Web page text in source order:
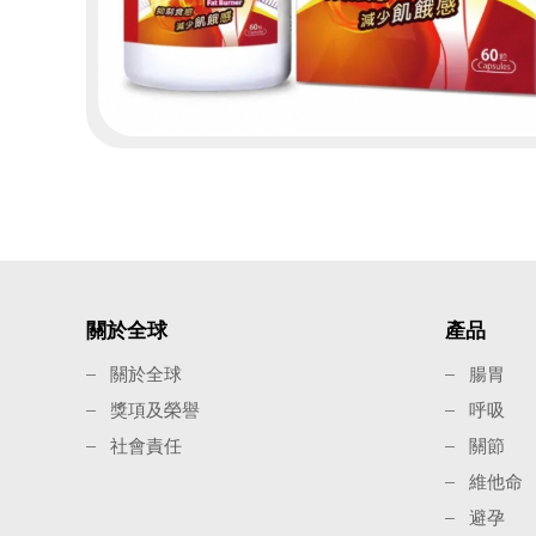
關於全球
關於全球
獎項及榮譽
社會責任
產品
腸胃
呼吸
關節
維他命
避孕